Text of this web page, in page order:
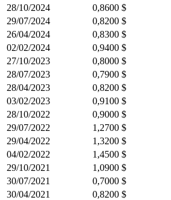
28/10/2024
0,8600 $
29/07/2024
0,8200 $
26/04/2024
0,8300 $
02/02/2024
0,9400 $
27/10/2023
0,8000 $
28/07/2023
0,7900 $
28/04/2023
0,8200 $
03/02/2023
0,9100 $
28/10/2022
0,9000 $
29/07/2022
1,2700 $
29/04/2022
1,3200 $
04/02/2022
1,4500 $
29/10/2021
1,0900 $
30/07/2021
0,7000 $
30/04/2021
0,8200 $